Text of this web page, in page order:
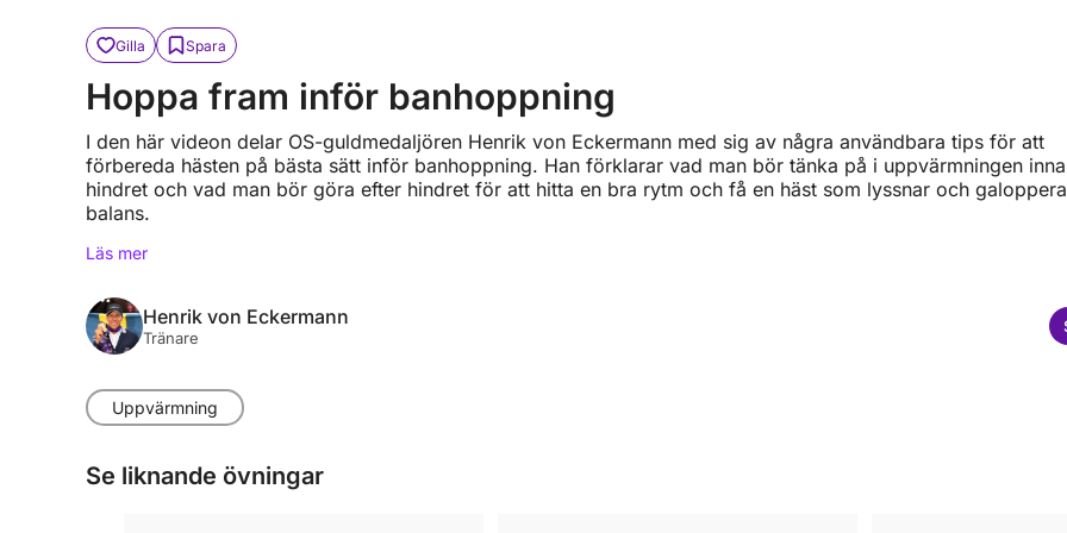
Gilla Spara
Hoppa fram inför banhoppning
I den här videon delar OS-guldmedaljören Henrik von Eckermann med sig av några användbara tips för att
förbereda hästen på bästa sätt inför banhoppning. Han förklarar vad man bör tänka på i uppvärmningen
hindret och vad man bör göra efter hindret för att hitta en bra rytm och få en häst som lyssnar och
balans.
Läs mer
Henrik von Eckermann
Tränare
Uppvärmning
Se liknande övningar